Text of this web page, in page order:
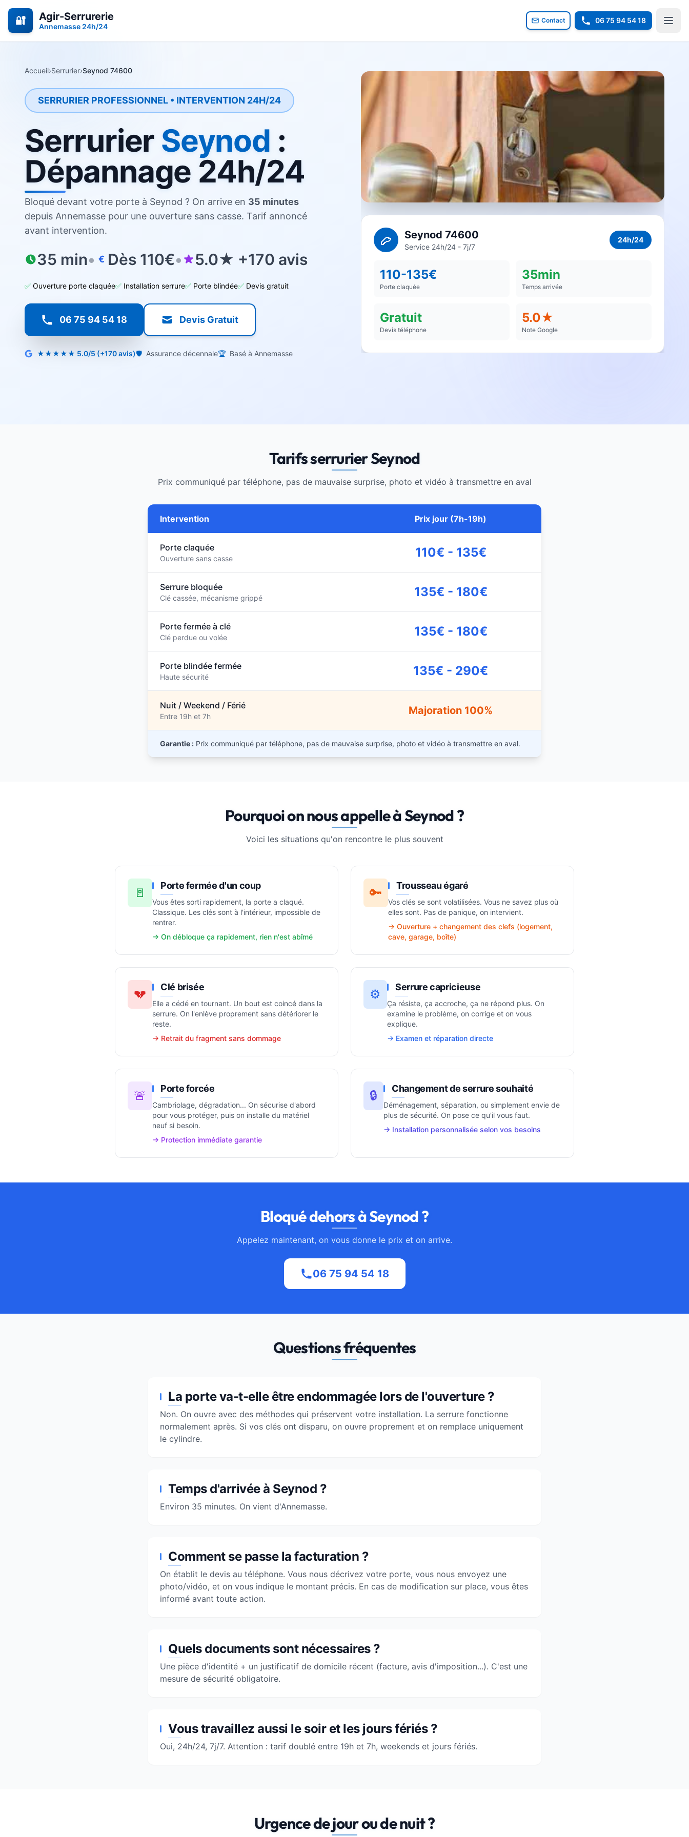
🔐 Agir-Serrurerie
Annemasse 24h/24
Contact 06 75 94 54 18
Accueil›Serrurier›Seynod 74600
SERRURIER PROFESSIONNEL • INTERVENTION 24H/24
Serrurier Seynod :
Dépannage 24h/24
Bloqué devant votre porte à Seynod ? On arrive en 35 minutes
depuis Annemasse pour une ouverture sans casse. Tarif annoncé
avant intervention.
35 min• € Dès 110€• 5.0★ +170 avis
✅ Ouverture porte claquée✅ Installation serrure✅ Porte blindée✅ Devis gratuit
06 75 94 54 18 Devis Gratuit
★★★★★ 5.0/5 (+170 avis)🛡️ Assurance décennale🏆 Basé à Annemasse
Seynod 74600
Service 24h/24 - 7j/7
24h/24
110-135€
Porte claquée
35min
Temps arrivée
Gratuit
Devis téléphone
5.0★
Note Google
Tarifs serrurier Seynod
Prix communiqué par téléphone, pas de mauvaise surprise, photo et vidéo à transmettre en aval
Intervention Prix jour (7h-19h)
Porte claquée
Ouverture sans casse 110€ - 135€
Serrure bloquée
Clé cassée, mécanisme grippé 135€ - 180€
Porte fermée à clé
Clé perdue ou volée 135€ - 180€
Porte blindée fermée
Haute sécurité 135€ - 290€
Nuit / Weekend / Férié
Entre 19h et 7h Majoration 100%
Garantie : Prix communiqué par téléphone, pas de mauvaise surprise, photo et vidéo à transmettre en aval.
Pourquoi on nous appelle à Seynod ?
Voici les situations qu'on rencontre le plus souvent
🚪 Porte fermée d'un coup
Vous êtes sorti rapidement, la porte a claqué.
Classique. Les clés sont à l'intérieur, impossible de
rentrer.
→ On débloque ça rapidement, rien n'est abîmé
🔑 Trousseau égaré
Vos clés se sont volatilisées. Vous ne savez plus où
elles sont. Pas de panique, on intervient.
→ Ouverture + changement des clefs (logement,
cave, garage, boîte)
💔 Clé brisée
Elle a cédé en tournant. Un bout est coincé dans la
serrure. On l'enlève proprement sans détériorer le
reste.
→ Retrait du fragment sans dommage
⚙️ Serrure capricieuse
Ça résiste, ça accroche, ça ne répond plus. On
examine le problème, on corrige et on vous
explique.
→ Examen et réparation directe
🚨 Porte forcée
Cambriolage, dégradation... On sécurise d'abord
pour vous protéger, puis on installe du matériel
neuf si besoin.
→ Protection immédiate garantie
🔒 Changement de serrure souhaité
Déménagement, séparation, ou simplement envie de
plus de sécurité. On pose ce qu'il vous faut.
→ Installation personnalisée selon vos besoins
Bloqué dehors à Seynod ?
Appelez maintenant, on vous donne le prix et on arrive.
06 75 94 54 18
Questions fréquentes
La porte va-t-elle être endommagée lors de l'ouverture ?
Non. On ouvre avec des méthodes qui préservent votre installation. La serrure fonctionne
normalement après. Si vos clés ont disparu, on ouvre proprement et on remplace uniquement
le cylindre.
Temps d'arrivée à Seynod ?
Environ 35 minutes. On vient d'Annemasse.
Comment se passe la facturation ?
On établit le devis au téléphone. Vous nous décrivez votre porte, vous nous envoyez une
photo/vidéo, et on vous indique le montant précis. En cas de modification sur place, vous êtes
informé avant toute action.
Quels documents sont nécessaires ?
Une pièce d'identité + un justificatif de domicile récent (facture, avis d'imposition...). C'est une
mesure de sécurité obligatoire.
Vous travaillez aussi le soir et les jours fériés ?
Oui, 24h/24, 7j/7. Attention : tarif doublé entre 19h et 7h, weekends et jours fériés.
Urgence de jour ou de nuit ?